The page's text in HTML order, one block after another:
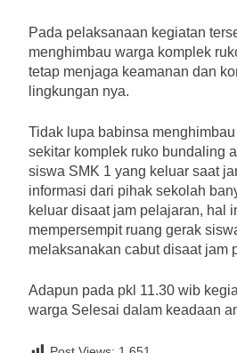
Pada pelaksanaan kegiatan
menghimbau warga komplek
tetap menjaga keamanan dan
lingkungan nya.
Tidak lupa babinsa
sekitar komplek ruko bundaling
siswa SMK 1 yang keluar saat
informasi dari pihak sekolah
keluar disaat jam pelajaran, hal
mempersempit ruang gerak
melaksanakan cabut disaat jam
Adapun pada pkl 11.30 wib
warga Selesai dalam keadaan